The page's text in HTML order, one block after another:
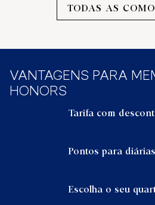
TODAS AS
VANTAGENS PARA
HONORS
Tarifa com
Pontos para
Escolha o seu